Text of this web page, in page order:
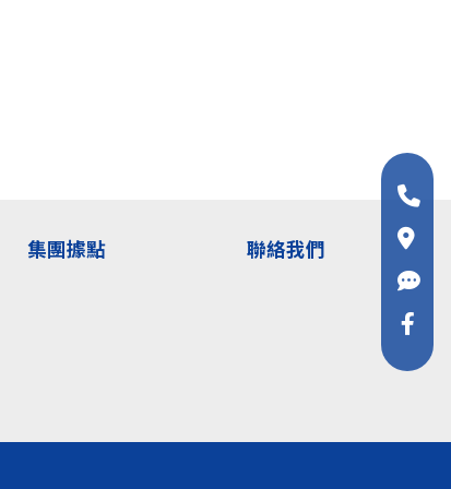
集團據點 聯絡我們